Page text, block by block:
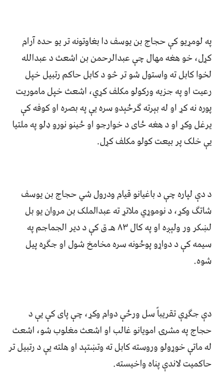
په لومړیو کې حجاج بن یوسف دا بغاوتونه تر یو حده آرام
کړل، خو هغه مهال چې عبدالرحمن بن اشعث د عبدالله
لخوا کابل ته واستول شو تر څو د کابل حاکم رتبیل خپل
رعیت او په جزیه ورکولو مکلف کړي، اشعث خپل ماموریت
پوره نه کړ او له بېرته ګرځېدو سره یې په بصره او کوفه کې
یرغل وکړ او د هغه ځای د خوارجو او ځینو نورو ډلو په ملتیا
یې خلک پر بیعت کولو مکلف کړل.
د دې لپاره چې د باغیانو قیام ودرول شي حجاج بن یوسف
شاتګ وکړ، د نوموړي ملاتړ ته عبدالملک بن مروان یو بل
لښکر ور ولېږه او په کال ٨٣ هـ ق کې د دیر الجماجم په
سیمه کې د دواړو پوځونه سره مخامخ شول او جګړه پیل
شوه.
دې جګړې تقریباً سل ورځې دوام وکړ، چې پای کې یې د
حجاج په مشرۍ امویانو غالب او اشعث مغلوب شو، اشعث
له ماتې خوړولو وروسته کابل ته وتښتېد او هلته یې د رتبیل تر
حاکمیت لاندې پناه واخیسته.